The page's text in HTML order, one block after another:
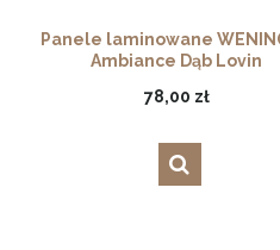
Panele laminowane
Ambiance Dąb Lovin
78,00 zł